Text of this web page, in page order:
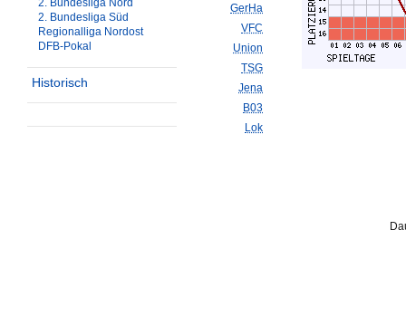
2. Bundesliga Nord
2. Bundesliga Süd
Regionalliga Nordost
DFB-Pokal
Historisch
GerHa
VFC
Union
TSG
Jena
B03
Lok